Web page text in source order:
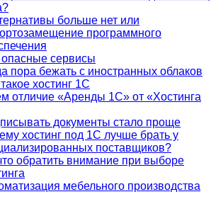
больше нет или
программного
сервисы
пора бежать с иностранных облаков
хостинг 1С
отличие «Аренды 1С» от «Хостинга
документы стало проще
хостинг под 1С лучше брать у
поставщиков?
обратить внимание при выборе
мебельного производства